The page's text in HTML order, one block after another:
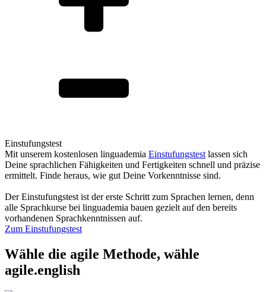
Einstufungstest
Mit unserem kostenlosen linguademia Einstufungstestlassen sich
Deine sprachlichen Fähigkeiten und Fertigkeiten schnell und präzise
ermittelt. Finde heraus, wie gut Deine Vorkenntnisse sind.
Der Einstufungstest ist der erste Schritt zum Sprachen lernen, denn
alle Sprachkurse bei linguademia bauen gezielt auf den bereits
vorhandenen Sprachkenntnissen auf.
Zum Einstufungstest
Wähle die agile Methode, wähle
agile.english